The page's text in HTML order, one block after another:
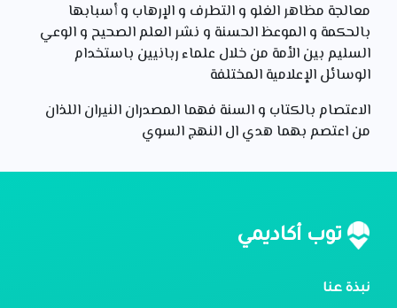
معالجة مظاهر الغلو و التطرف و الإرهاب و أسبابها
بالحكمة و الموعظ الحسنة و نشر العلم الصحيح و الوعي
السليم بين الأمة من خلال علماء ربانيين باستخدام
الوسائل الإعلامية المختلفة
الاعتصام بالكتاب و السنة فهما المصدران النيران اللذان
من اعتصم بهما هدي ال النهج السوي
توب أكاديمي
نبذة عنا